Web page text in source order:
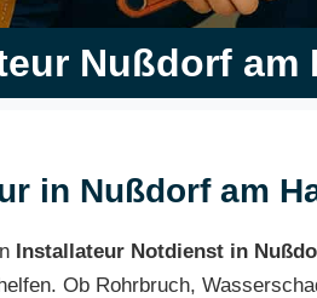
Nußdorf am
in Nußdorf am
Installateur Notdienst in
Ob Rohrbruch,